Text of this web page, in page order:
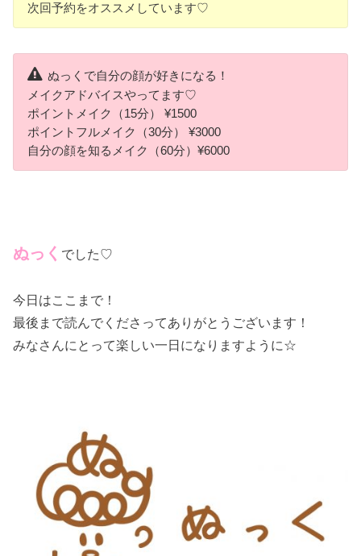
次回予約をオススメしています♡
ぬっくで自分の顔が好きになる！
メイクアドバイスやってます♡
ポイントメイク（15分） ¥1500
ポイントフルメイク（30分） ¥3000
自分の顔を知るメイク（60分）¥6000
ぬっく でした♡
今日はここまで！
最後まで読んでくださってありがとうございます！
みなさんにとって楽しい一日になりますように☆